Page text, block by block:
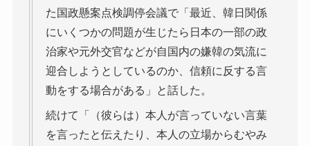
た国政懸案点検調停会議で「最近、韓日関係
にいくつかの問題が生じたら日本の一部の政
治家や元外交官などが自国内の嫌韓の気流に
迎合しようとしているのか、信頼に反する言
動をする場合がある」と話した。
続けて「（彼らは）本人が言っていない言葉
を言ったと伝えたり、本人の立場からむやみ